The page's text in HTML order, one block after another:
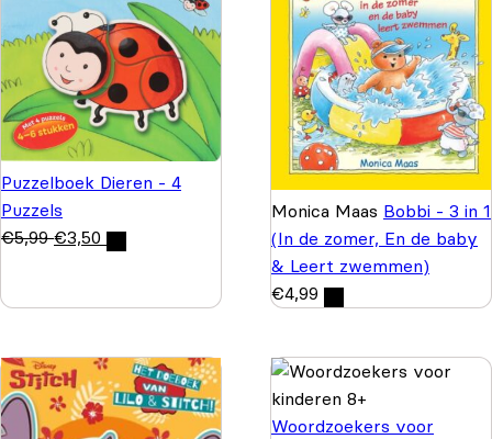
Puzzelboek Dieren - 4
Puzzels
€5,99 €3,50
Monica Maas Bobbi - 3 in 1
(In de zomer, En de baby
& Leert zwemmen)
€4,99
Woordzoekers voor